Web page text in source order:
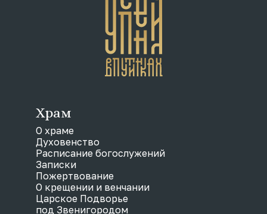
Храм
О храме
Духовенство
Расписание богослужений
Записки
Пожертвование
О крещении и венчании
Царское Подворье
под Звенигородом